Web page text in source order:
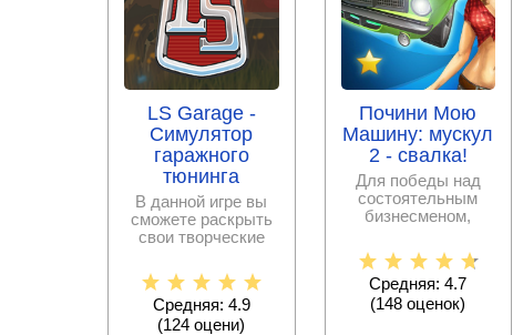
LS Garage -
Симулятор
гаражного
тюнинга
В данной игре вы
сможете раскрыть
свои творческие
сделать такой
тюнинг
Средняя: 4.9
(124 оцени)
Почини Мою
Машину: мускул
2 - свалка!
Для победы над
состоятельным
бизнесменом,
перекупить у
владельца свалку,
Средняя: 4.7
(148 оценок)